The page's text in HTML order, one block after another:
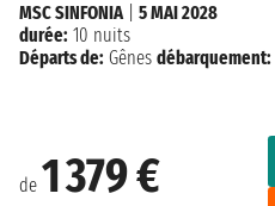
de 1 379 €
MSC SINFONIA| 5 MAI 2028
durée: 10 nuits
Départs de: Gênes débarquement: